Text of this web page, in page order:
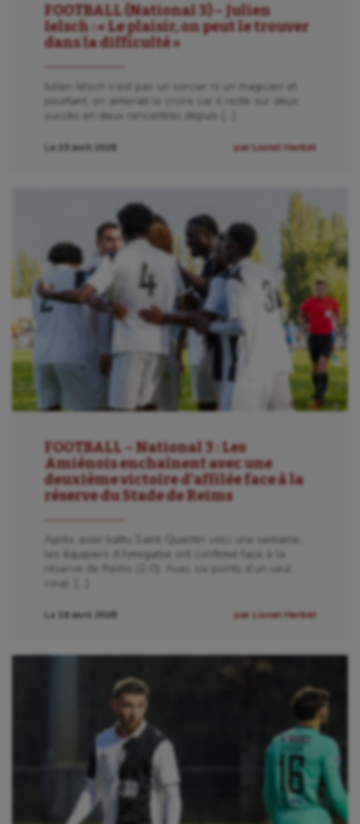
FOOTBALL (National 3) – Julien
Ielsch : « Le plaisir, on peut le trouver
dans la difficulté »
Julien Ielsch n’est pas un sorcier ni un magicien et
pourtant, on aimerait le croire car il reste sur deux
succès en deux rencontres depuis […]
Le 19 avril 2026 par Lionel Herbet
FOOTBALL – National 3 : Les
Amiénois enchaînent avec une
deuxième victoire d’affilée face à la
réserve du Stade de Reims
Après avoir battu Saint-Quentin voici une semaine,
les équipiers d’Amegatse ont confirmé face à la
réserve de Reims (2-0). Avec six points d’un seul
coup, […]
Le 18 avril 2026 par Lionel Herbet